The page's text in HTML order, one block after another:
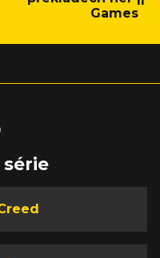
Games